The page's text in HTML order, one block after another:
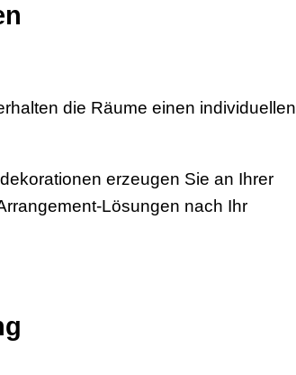
die Räume einen individuellen
erzeugen Sie an Ihrer
Lösungen nach Ihr